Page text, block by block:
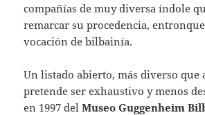
compañías de muy diversa índole
remarcar su procedencia,
vocación de bilbainía.
Un listado abierto, más diverso que
pretende ser exhaustivo y menos
en 1997 delMuseo Guggenheim